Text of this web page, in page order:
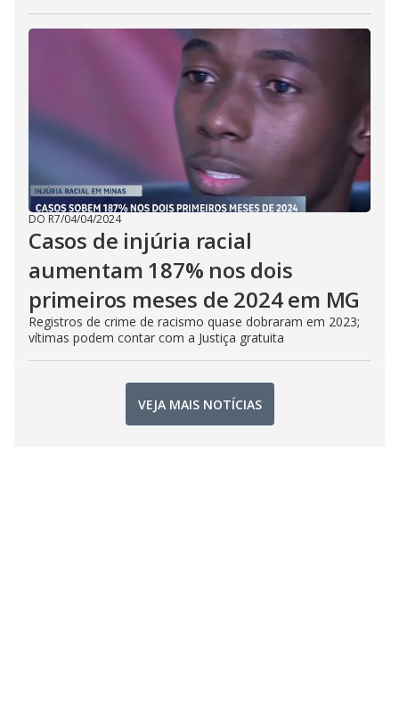
DO R7/04/04/2024
Casos de injúria racial
aumentam 187% nos dois
primeiros meses de 2024 em MG
Registros de crime de racismo quase dobraram em 2023;
vítimas podem contar com a Justiça gratuita
VEJA MAIS NOTÍCIAS